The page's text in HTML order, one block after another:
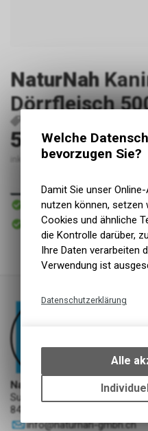
NaturNah
Dörrfleisch
55.80CHF
inkl. MwSt., zzgl. Versandkosten
Sofort verfügbar
Versand
Sofort abholbar
Abholung NaturNah GmbH
NaturNah GmbH
Sunnehofstrasse 7
8493 Saland
info@naturnah-gmbh.ch
Welche
bevorzugen Sie?
Damit Sie unser
nutzen können, setzen
Cookies und ähnliche
die Kontrolle darüber,
Ihre Daten verarbeiten
Verwendung ist
Datenschutzerklärung
um die
des
Alle